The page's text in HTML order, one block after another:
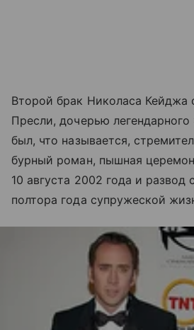
Второй брак Николаса Кейджа
Пресли, дочерью
был, что называется,
бурный роман, пышная
10 августа 2002 года и развод
полтора года супружеской